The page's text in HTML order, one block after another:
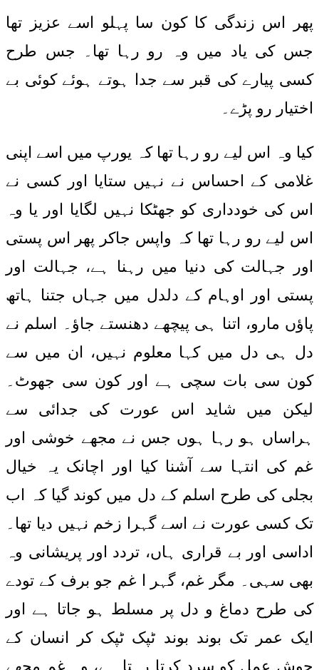
پھر اس زندگی کا کون سا پہلو اسے عزیز تھا
جس کی یاد میں وہ رو رہا تھا۔ جس طرح
کسی پیارے کی قبر سے جدا ہوتے ہوئے کوئی بے
اختیار رو پڑے۔
کیا وہ اس لیے رو رہا تھا کہ یورپ میں اسے اپنی
غلامی کے احساس نے نہیں ستایا اور کسی نے
اس کی خودداری کو جھٹکا نہیں لگایا اور یا وہ
اس لیے رو رہا تھا کہ واپس جاکر پھر اس پستی
اور جہالت کی دنیا میں رہنا ہے، جہالت اور
پستی اور اوہام کے دلدل میں جہاں جتنا ہاتھ
پاؤں مارو، اتنا ہی پیچھے دھنستے جاؤ۔ اسلم نے
دل ہی دل میں کہا معلوم نہیں، ان میں سے
کون سی بات سچی ہے اور کون سی جھوٹ۔
لیکن میں شاید اس عورت کی جدائی سے
ہراساں ہو رہا ہوں جس نے مجھے خوشی اور
غم کی انتہا سے آشنا کیا اور اچانک یہ خیال
بجلی کی طرح اسلم کے دل میں کوند گیا کہ اب
تک کسی عورت نے اسے گہرا زخم نہیں دیا تھا۔
اداسی اور بے قراری ہاں، تردد اور پریشانی وہ
بھی سہی۔ مگر غم، گہر ا غم جو برف کے تودے
کی طرح دماغ و دل پر مسلط ہو جاتا ہے اور
ایک عمر تک بوند بوند ٹپک ٹپک کر انسان کے
جوش عمل کو سرد کرتا رہتا ہے، وہ غم مجھے